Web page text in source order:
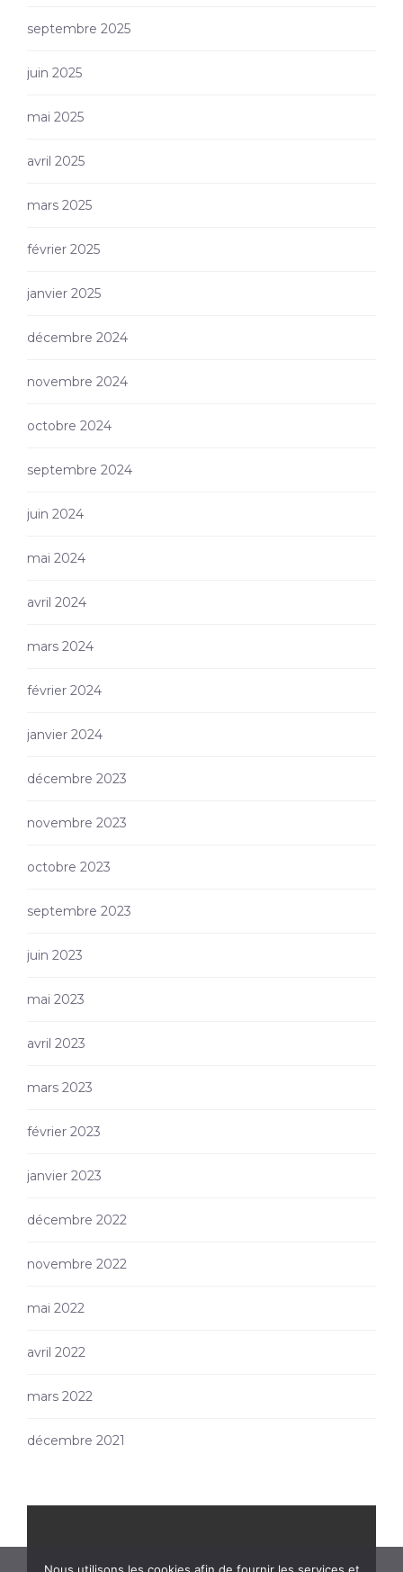
septembre 2025
juin 2025
mai 2025
avril 2025
mars 2025
février 2025
janvier 2025
décembre 2024
novembre 2024
octobre 2024
septembre 2024
juin 2024
mai 2024
avril 2024
mars 2024
février 2024
janvier 2024
décembre 2023
novembre 2023
octobre 2023
septembre 2023
juin 2023
mai 2023
avril 2023
mars 2023
février 2023
janvier 2023
décembre 2022
novembre 2022
mai 2022
avril 2022
mars 2022
décembre 2021